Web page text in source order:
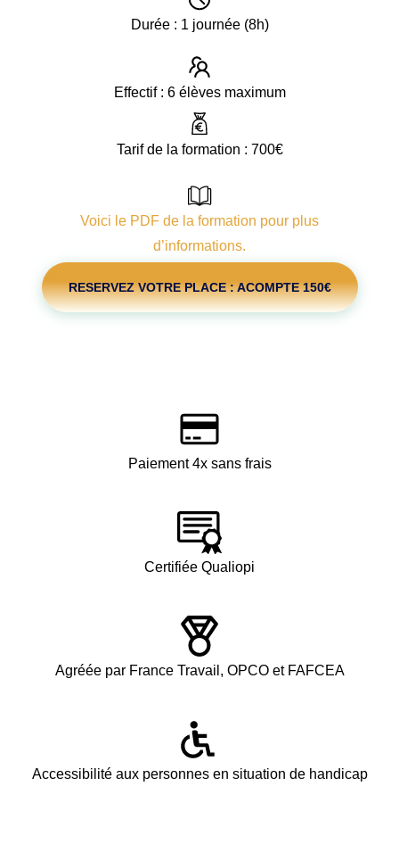
Durée : 1 journée (8h)
Effectif : 6 élèves maximum
Tarif de la formation : 700€
Voici le PDF de la formation pour plus
d’informations.
RESERVEZ VOTRE PLACE : ACOMPTE 150€
Paiement 4x sans frais
Certifiée Qualiopi
Agréée par France Travail, OPCO et FAFCEA
Accessibilité aux personnes en situation de handicap